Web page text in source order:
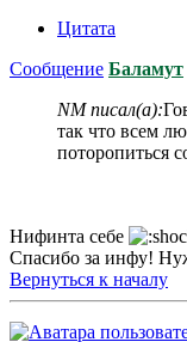
Цитата
Сообщение Баламут
NM писал(а):
так что всем
поторопиться
Нифинта себе
Спасибо за инфу!
Вернуться к началу